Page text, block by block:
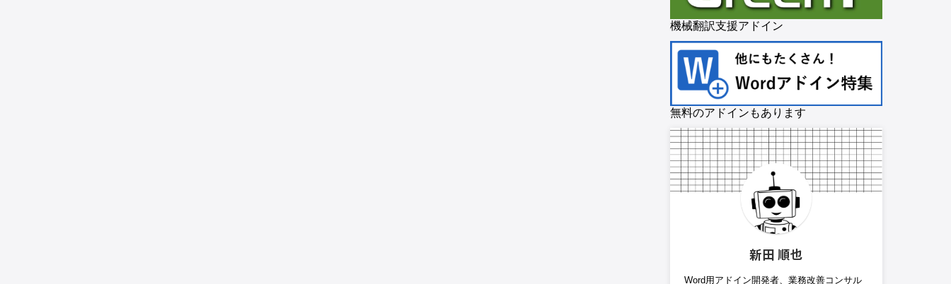
機械翻訳支援アドイン
無料のアドインもあります
新田 順也
Word用アドイン開発者、業務改善コンサル